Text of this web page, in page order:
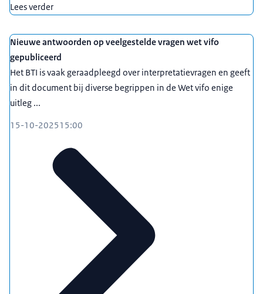
Lees verder
Nieuwe antwoorden op veelgestelde vragen wet vifo
gepubliceerd
Het BTI is vaak geraadpleegd over interpretatievragen en geeft
in dit document bij diverse begrippen in de Wet vifo enige
uitleg ...
15-10-202515:00